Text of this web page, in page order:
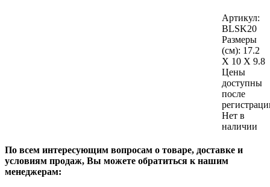
Артикул:
BLSK20
Размеры
(см): 17.2
X 10 X 9.8
Цены
доступны
после
Нет в
наличии
По всем интересующим вопросам о товаре, доставке и
условиям продаж, Вы можете обратиться к нашим
менеджерам: